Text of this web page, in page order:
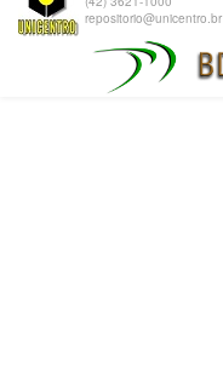
repositorio@unicentro.br